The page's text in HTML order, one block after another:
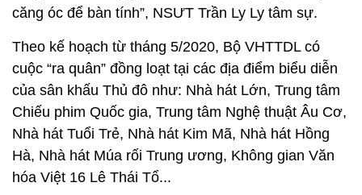
căng óc để bàn tính”, NSƯT Trần Ly Ly tâm sự.
Theo kế hoạch từ tháng 5/2020, Bộ VHTTDL có
cuộc “ra quân” đồng loạt tại các địa điểm biểu diễn
của sân khấu Thủ đô như: Nhà hát Lớn, Trung tâm
Chiếu phim Quốc gia, Trung tâm Nghệ thuật Âu Cơ,
Nhà hát Tuổi Trẻ, Nhà hát Kim Mã, Nhà hát Hồng
Hà, Nhà hát Múa rối Trung ương, Không gian Văn
hóa Việt 16 Lê Thái Tổ...